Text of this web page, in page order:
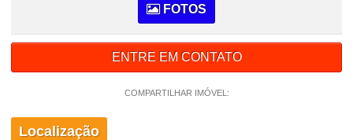
FOTOS
ENTRE EM CONTATO
COMPARTILHAR IMÓVEL:
Localização